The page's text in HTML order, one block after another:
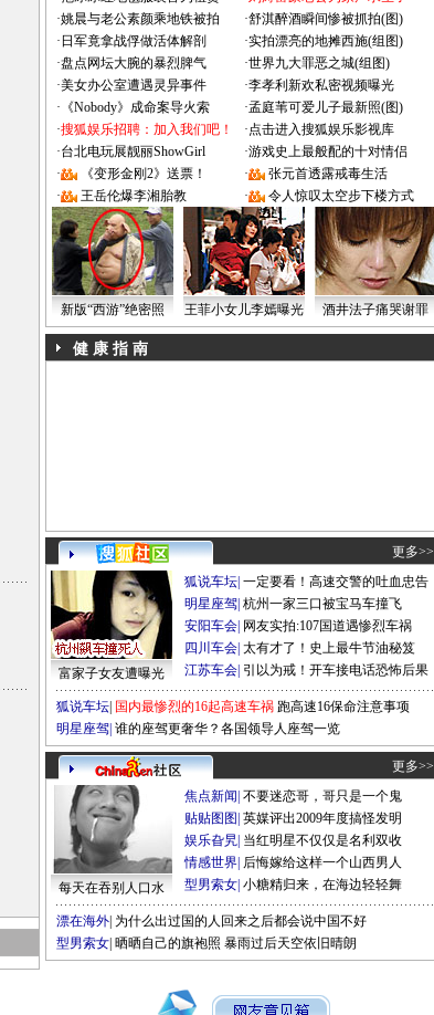
·姚晨与老公素颜乘地铁被拍 ·舒淇醉酒瞬间惨被抓拍(图)
· 日军竟拿战俘做活体解剖 ·实拍漂亮的地摊西施(组图)
·盘点网坛大腕的暴烈脾气 ·世界九大罪恶之城(组图)
·美女办公室遭遇灵异事件 ·李孝利新欢私密视频曝光
· 《Nobody》成命案导火索 ·孟庭苇可爱儿子最新照(图)
·搜狐娱乐招聘：加入我们吧！ ·点击进入搜狐娱乐影视库
·台北电玩展靓丽ShowGirl ·游戏史上最般配的十对情侣
·
《变形金刚2》送票！ ·
张元首透露戒毒生活
·
王岳伦爆李湘胎教 · 令人惊叹太空步下楼方式
新版“西游”绝密照 王菲小女儿李嫣曝光 酒井法子痛哭谢罪
健 康 指 南
更多>>
富家子女友遭曝光
狐说车坛 一定要看！高速交警的吐血忠告
明星座驾 杭州一家三口被宝马车撞飞
安阳车会 网友实拍:107国道遇惨烈车祸
四川车会 太有才了！史上最牛节油秘笈
江苏车会 引以为戒！开车接电话恐怖后果
狐说车坛 国内最惨烈的16起高速车祸 跑高速16保命注意事项
明星座驾 谁的座驾更奢华？各国领导人座驾一览
更多>>
每天在吞别人口水
焦点新闻 不要迷恋哥，哥只是一个鬼
贴贴图图 英媒评出2009年度搞怪发明
娱乐旮旯 当红明星不仅仅是名利双收
情感世界 后悔嫁给这样一个山西男人
型男索女 小糖精归来，在海边轻轻舞
漂在海外 为什么出过国的人回来之后都会说中国不好
型男索女 晒晒自己的旗袍照 暴雨过后天空依旧晴朗